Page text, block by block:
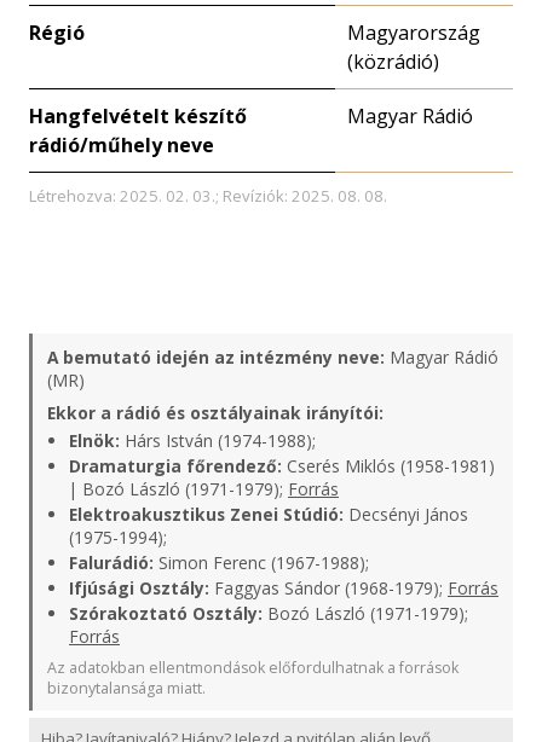
Régió
Magyarország
(közrádió)
Hangfelvételt készítő
rádió/műhely neve
Magyar Rádió
Létrehozva: 2025. 02. 03.; Revíziók: 2025. 08. 08.
A bemutató idején az intézmény neve: Magyar Rádió
(MR)
Ekkor a rádió és osztályainak irányítói:
Elnök: Hárs István (1974-1988);
Dramaturgia főrendező: Cserés Miklós (1958-1981)
| Bozó László (1971-1979); Forrás
Elektroakusztikus Zenei Stúdió: Decsényi János
(1975-1994);
Falurádió: Simon Ferenc (1967-1988);
Ifjúsági Osztály: Faggyas Sándor (1968-1979); Forrás
Szórakoztató Osztály: Bozó László (1971-1979);
Forrás
Az adatokban ellentmondások előfordulhatnak a források
bizonytalansága miatt.